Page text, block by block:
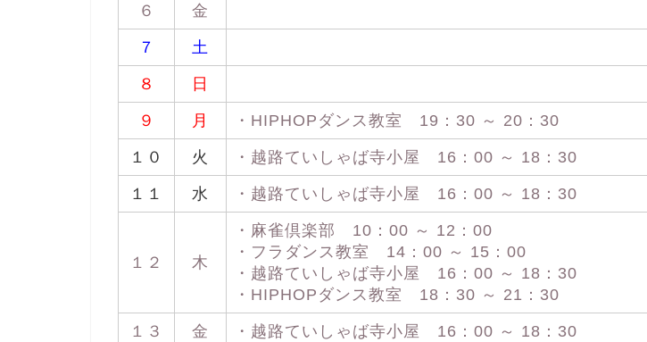
６ 金
７ 土
８ 日
９ 月 ・HIPHOPダンス教室 19：30 ～ 20：30
１０ 火 ・越路ていしゃば寺小屋 16：00 ～ 18：30
１１ 水 ・越路ていしゃば寺小屋 16：00 ～ 18：30
１２ 木
・麻雀倶楽部 10：00 ～ 12：00
・フラダンス教室 14：00 ～ 15：00
・越路ていしゃば寺小屋 16：00 ～ 18：30
・HIPHOPダンス教室 18：30 ～ 21：30
１３ 金 ・越路ていしゃば寺小屋 16：00 ～ 18：30